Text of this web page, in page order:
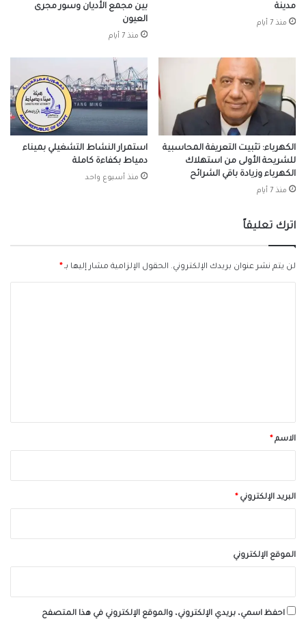
مدينة
منذ 7 أيام
بين مجمع الأديان وسور مجرى
العيون
منذ 7 أيام
الكهرباء: تثبيت التعريفة المحاسبية
للشريحة الأولى من استهلاك
الكهرباء وزيادة باقي الشرائح
منذ 7 أيام
استمرار النشاط التشغيلي بميناء
دمياط بكفاءة كاملة
منذ أسبوع واحد
اترك تعليقاً
لن يتم نشر عنوان بريدك الإلكتروني. الحقول الإلزامية مشار إليها بـ*
*الاسم*
البريد الإلكتروني*
الموقع الإلكتروني
احفظ اسمي، بريدي الإلكتروني، والموقع الإلكتروني في هذا المتصفح